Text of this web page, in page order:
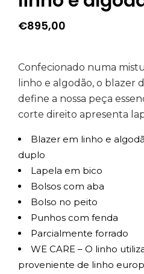
€895,00
Confecionado numa
linho e algodão, o blazer
define a nossa peça
corte direito apresenta
Blazer em linho e
duplo
Lapela em bico
Bolsos com aba
Bolso no peito
Punhos com fenda
Parcialmente forrado
WE CARE – O linho
proveniente de linho